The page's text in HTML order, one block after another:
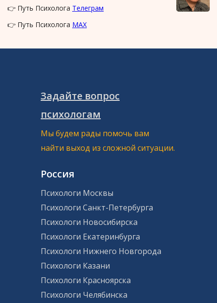
👉 Путь Психолога Телеграм
👉 Путь Психолога MAX
Задайте вопрос
психологам
Мы будем рады помочь вам
найти выход из сложной ситуации.
Россия
Психологи Москвы
Психологи Санкт-Петербурга
Психологи Новосибирска
Психологи Екатеринбурга
Психологи Нижнего Новгорода
Психологи Казани
Психологи Красноярска
Психологи Челябинска